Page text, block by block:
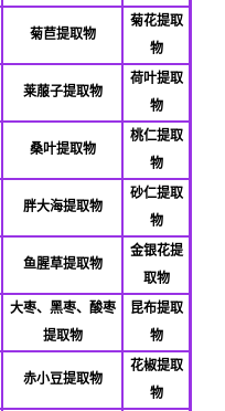
菊苣提取物
菊花提取
物
莱菔子提取物
荷叶提取
物
桑叶提取物
桃仁提取
物
胖大海提取物
砂仁提取
物
鱼腥草提取物
金银花提
取物
大枣、黑枣、酸枣
提取物
昆布提取
物
赤小豆提取物
花椒提取
物